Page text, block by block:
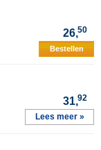
26,50
Bestellen
31,92
Lees meer »